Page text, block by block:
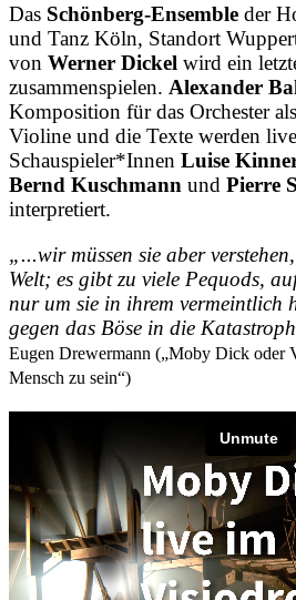
Das Schönberg-Ensemble der
und Tanz Köln, Standort
von Werner Dickel wird ein
zusammenspielen. Alexander
Komposition für das Orchester
Violine und die Texte werden
Schauspieler*Innen Luise
Bernd Kuschmann und Pierre
interpretiert.
„...wir müssen sie aber
Welt; es gibt zu viele Pequods,
nur um sie in ihrem vermeintlich
gegen das Böse in die
Eugen Drewermann („Moby Dick oder
Mensch zu sein“)